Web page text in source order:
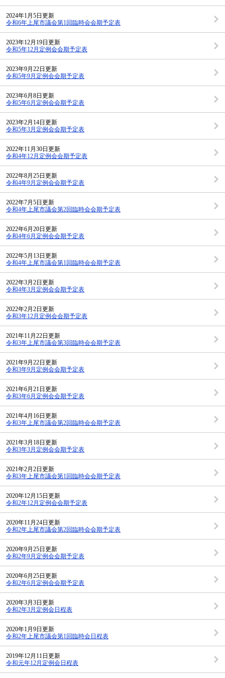
2024年1月5日更新
令和6年上尾市議会第1回臨時会会期予定表
2023年12月19日更新
令和5年12月定例会会期予定表
2023年9月22日更新
令和5年9月定例会会期予定表
2023年6月8日更新
令和5年6月定例会会期予定表
2023年2月14日更新
令和5年3月定例会会期予定表
2022年11月30日更新
令和4年12月定例会会期予定表
2022年8月25日更新
令和4年9月定例会会期予定表
2022年7月5日更新
令和4年上尾市議会第2回臨時会会期予定表
2022年6月20日更新
令和4年6月定例会会期予定表
2022年5月13日更新
令和4年上尾市議会第1回臨時会会期予定表
2022年3月2日更新
令和4年3月定例会会期予定表
2022年2月2日更新
令和3年12月定例会会期予定表
2021年11月22日更新
令和3年上尾市議会第3回臨時会会期予定表
2021年9月22日更新
令和3年9月定例会会期予定表
2021年6月21日更新
令和3年6月定例会会期予定表
2021年4月16日更新
令和3年上尾市議会第2回臨時会会期予定表
2021年3月18日更新
令和3年3月定例会会期予定表
2021年2月2日更新
令和3年上尾市議会第1回臨時会会期予定表
2020年12月15日更新
令和2年12月定例会会期予定表
2020年11月24日更新
令和2年上尾市議会第2回臨時会会期予定表
2020年9月25日更新
令和2年9月定例会会期予定表
2020年6月25日更新
令和2年6月定例会会期予定表
2020年3月3日更新
令和2年3月定例会日程表
2020年1月9日更新
令和2年上尾市議会第1回臨時会日程表
2019年12月11日更新
令和元年12月定例会日程表